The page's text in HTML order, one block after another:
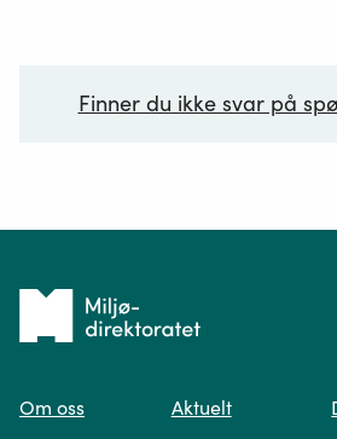
Finner du ikke svar på
Spør oss
Tilbake
forsiden
Om oss Aktuelt